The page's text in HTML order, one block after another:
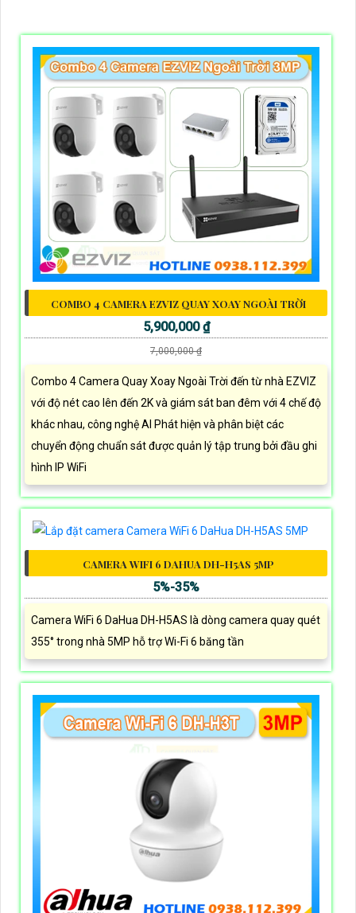
COMBO 4 CAMERA EZVIZ QUAY XOAY NGOÀI TRỜI
5,900,000 ₫
7,000,000 ₫
Combo 4 Camera Quay Xoay Ngoài Trời đến từ nhà EZVIZ
với độ nét cao lên đến 2K và giám sát ban đêm với 4 chế độ
khác nhau, công nghệ AI Phát hiện và phân biệt các
chuyển động chuẩn sát được quản lý tập trung bởi đầu ghi
hình IP WiFi
CAMERA WIFI 6 DAHUA DH-H5AS 5MP
5%-35%
Camera WiFi 6 DaHua DH-H5AS là dòng camera quay quét
355° trong nhà 5MP hỗ trợ Wi-Fi 6 băng tần